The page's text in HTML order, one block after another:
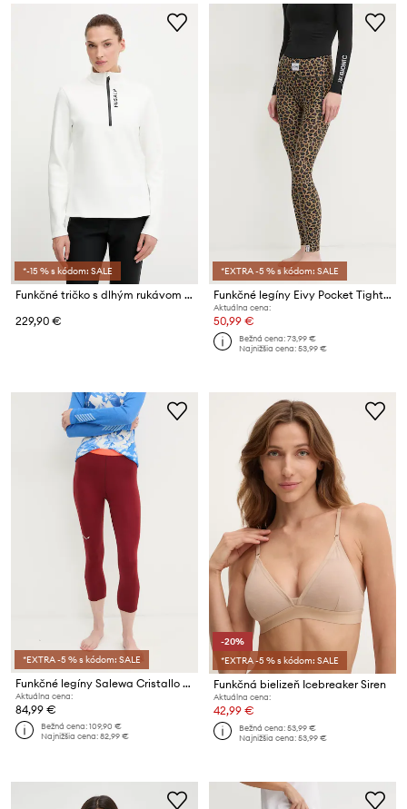
*-15 % s kódom: SALE
Funkčné tričko s dlhým rukávom Fusalp Orion II
229,90 €
*EXTRA -5 % s kódom: SALE
Funkčné legíny Eivy Pocket Tights
Aktuálna cena:
50,99 €
Bežná cena:73,99 €
Najnižšia cena:53,99 €
*EXTRA -5 % s kódom: SALE
Funkčné legíny Salewa Cristallo Warm
Aktuálna cena:
84,99 €
Bežná cena:109,90 €
Najnižšia cena:82,99 €
-20%
*EXTRA -5 % s kódom: SALE
Funkčná bielizeň Icebreaker Siren
Aktuálna cena:
42,99 €
Bežná cena:53,99 €
Najnižšia cena:53,99 €